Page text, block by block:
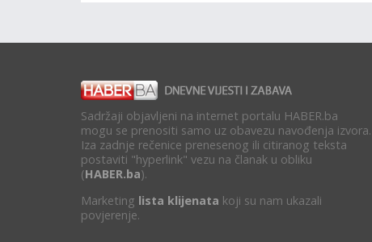
Sadržaji objavljeni na internet portalu HABER.ba
mogu se prenositi samo uz obavezu navođenja izvora.
Iza zadnje rečenice prenesenog ili citiranog teksta
postaviti "hyperlink" vezu na članak u obliku
(HABER.ba).
Marketing lista klijenata koji su nam ukazali
povjerenje.